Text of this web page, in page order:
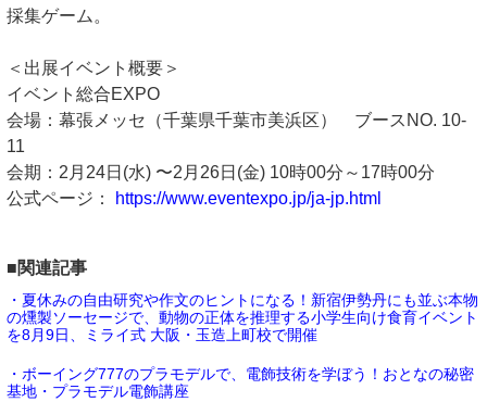
採集ゲーム。
＜出展イベント概要＞
イベント総合EXPO
会場：幕張メッセ（千葉県千葉市美浜区） ブースNO. 10-
11
会期：2月24日(水) 〜2月26日(金) 10時00分～17時00分
公式ページ：
https://www.eventexpo.jp/ja-jp.html
■関連記事
・夏休みの自由研究や作文のヒントになる！新宿伊勢丹にも並ぶ本物
の燻製ソーセージで、動物の正体を推理する小学生向け食育イベント
を8月9日、ミライ式 大阪・玉造上町校で開催
・ボーイング777のプラモデルで、電飾技術を学ぼう！おとなの秘密
基地・プラモデル電飾講座